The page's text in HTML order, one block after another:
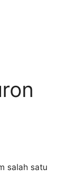
salah satu